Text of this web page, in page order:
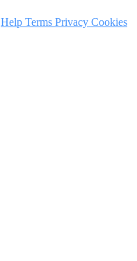
Help Terms Privacy Cookies